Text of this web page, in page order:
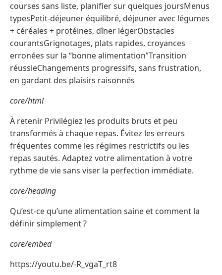
courses sans liste, planifier sur quelques joursMenus
typesPetit-déjeuner équilibré, déjeuner avec légumes
+ céréales + protéines, dîner légerObstacles
courantsGrignotages, plats rapides, croyances
erronées sur la “bonne alimentation”Transition
réussieChangements progressifs, sans frustration,
en gardant des plaisirs raisonnés
core/html
À retenir Privilégiez les produits bruts et peu
transformés à chaque repas. Évitez les erreurs
fréquentes comme les régimes restrictifs ou les
repas sautés. Adaptez votre alimentation à votre
rythme de vie sans viser la perfection immédiate.
core/heading
Qu’est-ce qu’une alimentation saine et comment la
définir simplement ?
core/embed
https://youtu.be/-R_vgaT_rt8